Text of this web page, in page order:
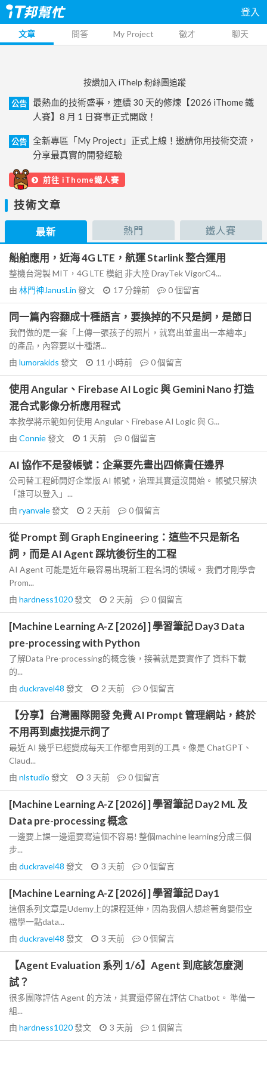
登入
文章 問答 My Project 徵才 聊天
按讚加入 iThelp 粉絲團追蹤
公告
最熱血的技術盛事，連續 30 天的修煉【2026 iThome 鐵
人賽】8 月 1 日賽事正式開啟！
公告
全新專區「My Project」正式上線！邀請你用技術交流，
分享最真實的開發經驗
前往 iThome鐵人賽
技術文章
最新 熱門 鐵人賽
船舶應用，近海 4G LTE，航運 Starlink 整合運用
整機台灣製 MIT，4G LTE 模組 非大陸 DrayTek VigorC4...
由 林門神JanusLin 發文 17 分鐘前 0個留言
同一篇內容翻成十種語言，要換掉的不只是詞，是節日
我們做的是一套「上傳一張孩子的照片，就寫出並畫出一本繪本」
的產品，內容要以十種語...
由 lumorakids 發文 11 小時前 0個留言
使用 Angular、Firebase AI Logic 與 Gemini Nano 打造
混合式影像分析應用程式
本教學將示範如何使用 Angular、Firebase AI Logic 與 G...
由 Connie發文 1 天前 0個留言
AI 協作不是發帳號：企業要先畫出四條責任邊界
公司替工程師開好企業版 AI 帳號，治理其實還沒開始。 帳號只解決
「誰可以登入」...
由 ryanvale發文 2 天前 0個留言
從 Prompt 到 Graph Engineering：這些不只是新名
詞，而是 AI Agent 踩坑後衍生的工程
AI Agent 可能是近年最容易出現新工程名詞的領域。 我們才剛學會
Prom...
由 hardness1020發文 2 天前 0個留言
[Machine Learning A-Z [2026] ] 學習筆記 Day3 Data
pre-processing with Python
了解Data Pre-processing的概念後，接著就是要實作了 資料下載
的...
由 duckravel48 發文 2 天前 0個留言
【分享】台灣團隊開發 免費 AI Prompt 管理網站，終於
不用再到處找提示詞了
最近 AI 幾乎已經變成每天工作都會用到的工具。像是 ChatGPT、
Claud...
由 nlstudio 發文 3 天前 0個留言
[Machine Learning A-Z [2026] ] 學習筆記 Day2 ML 及
Data pre-processing 概念
一邊要上課一邊還要寫這個不容易! 整個machine learning分成三個
步...
由 duckravel48 發文 3 天前 0個留言
[Machine Learning A-Z [2026] ] 學習筆記 Day1
這個系列文章是Udemy上的課程延伸，因為我個人想趁著育嬰假空
檔學一點data...
由 duckravel48 發文 3 天前 0個留言
【Agent Evaluation 系列 1/6】Agent 到底該怎麼測
試？
很多團隊評估 Agent 的方法，其實還停留在評估 Chatbot。 準備一
組...
由 hardness1020發文 3 天前 1 個留言